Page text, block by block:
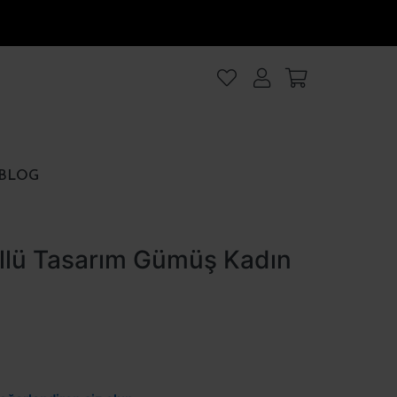
BLOG
Tasarım Gümüş Kadın
Hepsini kabul et